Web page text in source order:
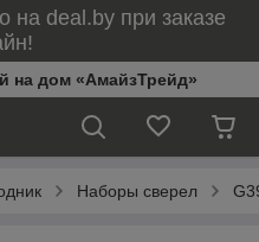
на deal.by при заказе
на дом «АмайзТрейд»
Наборы сверел